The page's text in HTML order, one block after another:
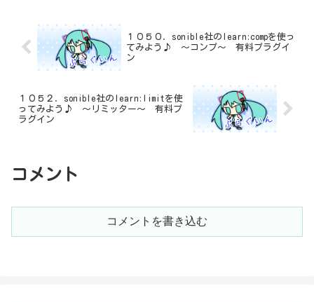
１０５０．sonible社のlearn:compを使っ
てみよう♪ ～コンプ～ 有料プラグイ
ン
１０５２．sonible社のlearn:limitを使
ってみよう♪ ～リミッター～ 有料プ
ラグイン
コメント
コメントを書き込む